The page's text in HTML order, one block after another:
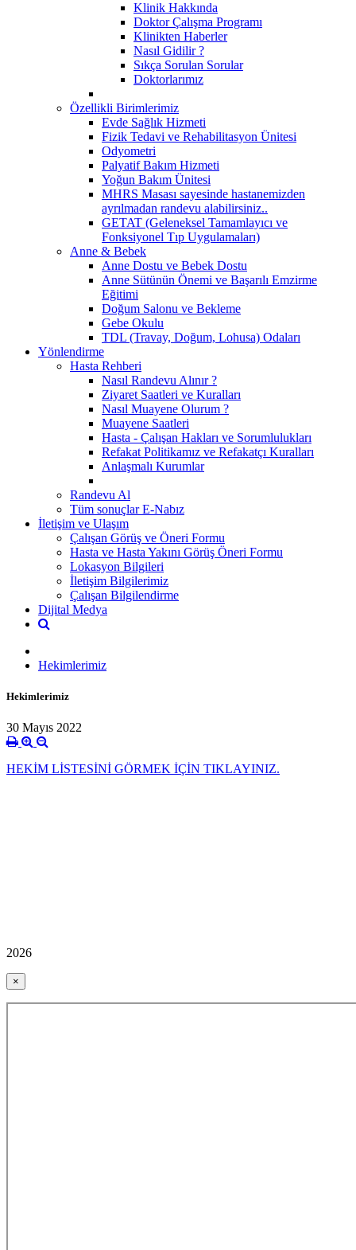
Klinik Hakkında
Doktor Çalışma Programı
Klinikten Haberler
Nasıl Gidilir ?
Sıkça Sorulan Sorular
Doktorlarımız
Özellikli Birimlerimiz
Evde Sağlık Hizmeti
Fizik Tedavi ve Rehabilitasyon Ünitesi
Odyometri
Palyatif Bakım Hizmeti
Yoğun Bakım Ünitesi
MHRS Masası sayesinde hastanemizden
ayrılmadan randevu alabilirsiniz..
GETAT (Geleneksel Tamamlayıcı ve
Fonksiyonel Tıp Uygulamaları)
Anne & Bebek
Anne Dostu ve Bebek Dostu
Anne Sütünün Önemi ve Başarılı Emzirme
Eğitimi
Doğum Salonu ve Bekleme
Gebe Okulu
TDL (Travay, Doğum, Lohusa) Odaları
Yönlendirme
Hasta Rehberi
Nasıl Randevu Alınır ?
Ziyaret Saatleri ve Kuralları
Nasıl Muayene Olurum ?
Muayene Saatleri
Hasta - Çalışan Hakları ve Sorumlulukları
Refakat Politikamız ve Refakatçı Kuralları
Anlaşmalı Kurumlar
Randevu Al
Tüm sonuçlar E-Nabız
İletişim ve Ulaşım
Çalışan Görüş ve Öneri Formu
Hasta ve Hasta Yakını Görüş Öneri Formu
Lokasyon Bilgileri
İletişim Bilgilerimiz
Çalışan Bilgilendirme
Dijital Medya
Hekimlerimiz
Hekimlerimiz
30 Mayıs 2022
HEKİM LİSTESİNİ GÖRMEK İÇİN TIKLAYINIZ.
2026
×